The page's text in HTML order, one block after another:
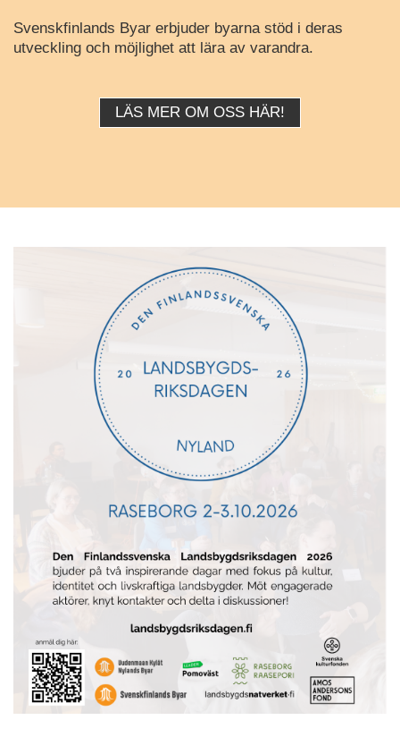
Svenskfinlands Byar erbjuder byarna stöd i deras
utveckling och möjlighet att lära av varandra.
LÄS MER OM OSS HÄR!